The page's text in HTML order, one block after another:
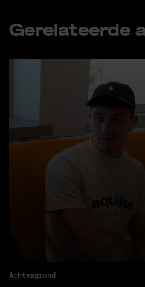
Ge­re­la­teer­de
Achtergrond